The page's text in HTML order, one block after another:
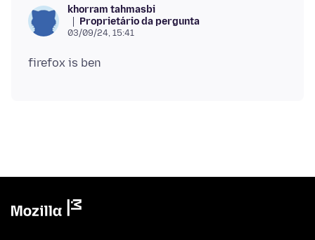
khorram tahmasbi
Proprietário da pergunta
03/09/24, 15:41